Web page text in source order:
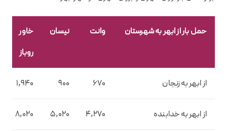
حمل بار از ابهر به شهرستان وانت نیسان
خاور
روباز
از ابهر به زنجان 670
900
1,940
از ابهر به خدابنده 4,270
5,020
8,020